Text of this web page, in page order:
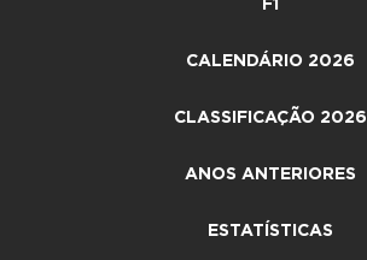
F1
CALENDÁRIO 2026
CLASSIFICAÇÃO 2026
ANOS ANTERIORES
ESTATÍSTICAS